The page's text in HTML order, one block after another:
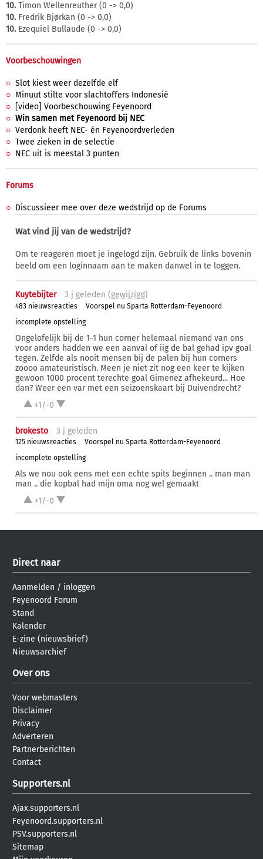
10.Timon Wellenreuther (0 -> 0,0)
10.Fredrik Bjørkan (0 -> 0,0)
10.Ezequiel Bullaude (0 -> 0,0)
Voorbeschouwingen
Slot kiest weer dezelfde elf
Minuut stilte voor slachtoffers Indonesië
[video] Voorbeschouwing Feyenoord
Win samen met Feyenoord bij NEC
Verdonk heeft NEC- én Feyenoordverleden
Twee zieken in de selectie
NEC uit is meestal 3 punten
Forums
Discussieer mee over deze wedstrijd op de Forums
Wat vind jij van de wedstrijd?
Om te reageren moet je ingelogd zijn. Gebruik de links bovenin
beeld om een loginnaam aan te maken danwel in te loggen.
Kuytebijter 3 j geleden (gewijzigd)
483 nieuwsreacties
Voorspel nu Sparta Rotterdam-Feyenoord
incomplete opstelling
Ongelofelijk bij de 1-1 hun corner helemaal niemand van ons
voor anders hadden we een aanval of iig de bal gehad ipv goal
tegen. Zelfde als nooit mensen bij de palen bij hun corners
zoooo amateuristisch. Meen je niet zit nog een keer te kijken
gewoon 1000 procent terechte goal Gimenez afhekeurd... Hoe
dan? Weer een var met een seizoenskaart bij Duivendrecht?
+1/-0
brokesto 3 j geleden
125 nieuwsreacties
Voorspel nu Sparta Rotterdam-Feyenoord
incomplete opstelling
Als we nou ook eens met een echte spits beginnen .. man man
man .. die kopbal had mijn oma nog wel gemaakt
+1/-0
Direct naar
Aanmelden / inloggen
Feyenoord Forum
Stand
Kalender
E-zine (nieuwsbrief)
Nieuwsarchief
Over ons
Voor webmasters
Disclaimer
Privacy
Adverteren
Partnerberichten
Contact
Supporters.nl
Ajax.supporters.nl
Feyenoord.supporters.nl
PSV.supporters.nl
Sitemap